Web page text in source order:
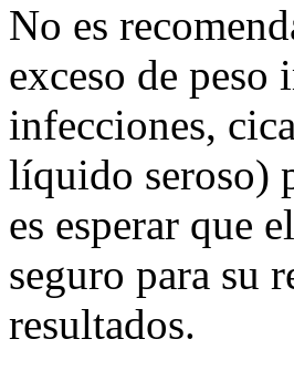
No es
exceso de
infecciones,
líquido seroso)
es esperar que
seguro para su
resultados.